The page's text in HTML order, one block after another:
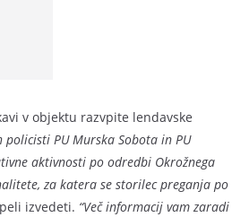
v objektu razvpite lendavske
PU Murska Sobota in PU
aktivnosti po odredbi Okrožnega
za katera se storilec preganja po
izvedeti. “Več informacij vam zaradi